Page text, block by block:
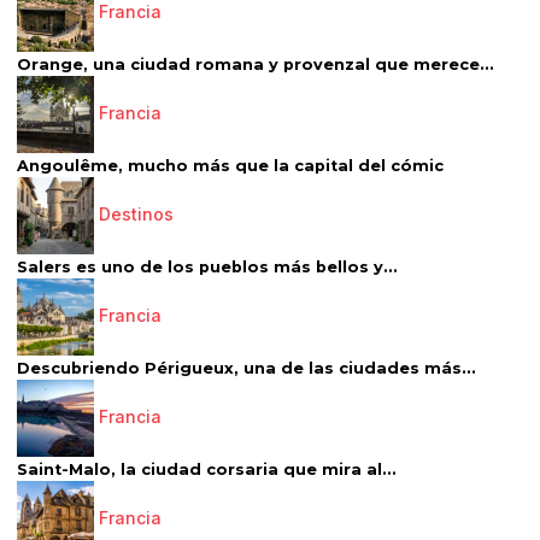
Francia
Orange, una ciudad romana y provenzal que merece...
Francia
Angoulême, mucho más que la capital del cómic
Destinos
Salers es uno de los pueblos más bellos y...
Francia
Descubriendo Périgueux, una de las ciudades más...
Francia
Saint-Malo, la ciudad corsaria que mira al...
Francia